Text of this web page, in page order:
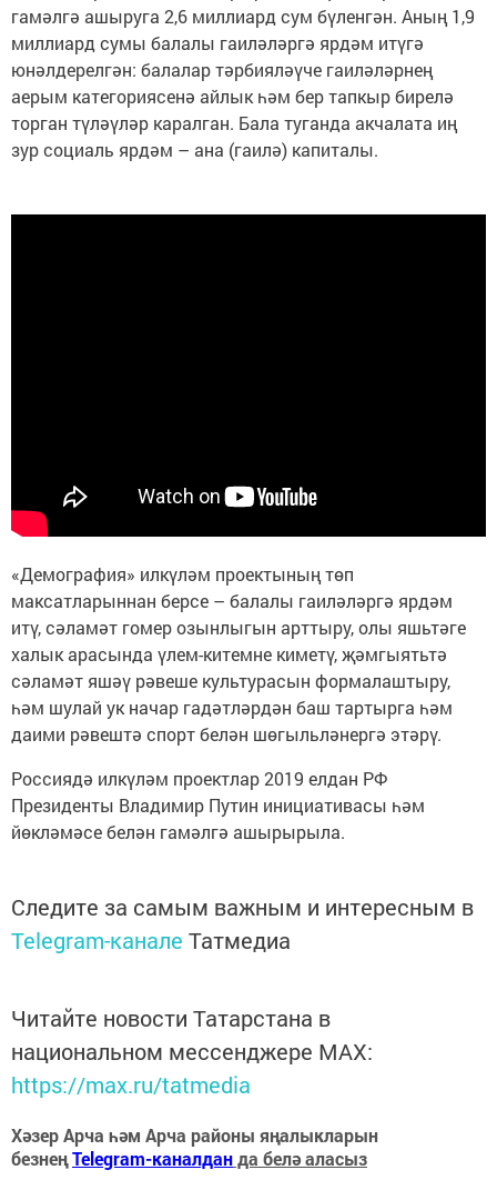
гамәлгә ашыруга 2,6 миллиард сум бүленгән. Аның 1,9
миллиард сумы балалы гаиләләргә ярдәм итүгә
юнәлдерелгән: балалар тәрбияләүче гаиләләрнең
аерым категориясенә айлык һәм бер тапкыр бирелә
торган түләүләр каралган. Бала туганда акчалата иң
зур социаль ярдәм – ана (гаилә) капиталы.
«Демография» илкүләм проектының төп
максатларыннан берсе – балалы гаиләләргә ярдәм
итү, сәламәт гомер озынлыгын арттыру, олы яшьтәге
халык арасында үлем-китемне киметү, җәмгыятьтә
сәламәт яшәү рәвеше культурасын формалаштыру,
һәм шулай ук начар гадәтләрдән баш тартырга һәм
даими рәвештә спорт белән шөгыльләнергә этәрү.
Россиядә илкүләм проектлар 2019 елдан РФ
Президенты Владимир Путин инициативасы һәм
йөкләмәсе белән гамәлгә ашырырыла.
Следите за самым важным и интересным в
Telegram-канале Татмедиа
Читайте новости Татарстана в
национальном мессенджере MАХ:
https://max.ru/tatmedia
Хәзер Арча һәм Арча районы яңалыкларын
безнеңTelegram-каналданда белә аласыз